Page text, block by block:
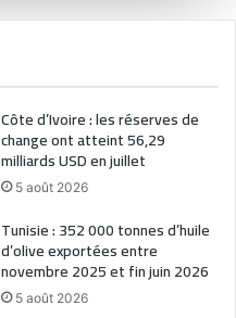
Côte d’Ivoire : les réserves de
change ont atteint 56,29
milliards USD en juillet
5 août 2026
Tunisie : 352 000 tonnes d’huile
d’olive exportées entre
novembre 2025 et fin juin 2026
5 août 2026